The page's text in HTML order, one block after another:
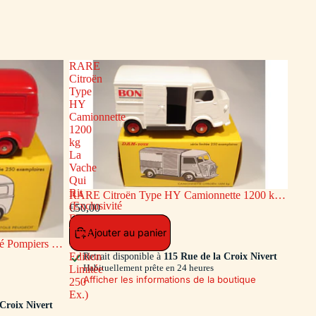
Pompiers de
Limitée
Nivert
RARE
Citroën
Type
HY
Camionnette
1200
kg
La
Vache
Qui
Rit
(Exclusivité
Dan-
Toys
-
Edition
Limitée
250
Ex.)
RARE Citroën Type HY Camionnette 1200 kg
La Vache Qui Rit (Exclusivité Dan-Toys -
Edition Limitée 250 Ex.)
€50,00
Ajouter au panier
Retrait disponible à 115 Rue de la Croix Nivert
Habituellement prête en 24 heures
Afficher les informations de la boutique